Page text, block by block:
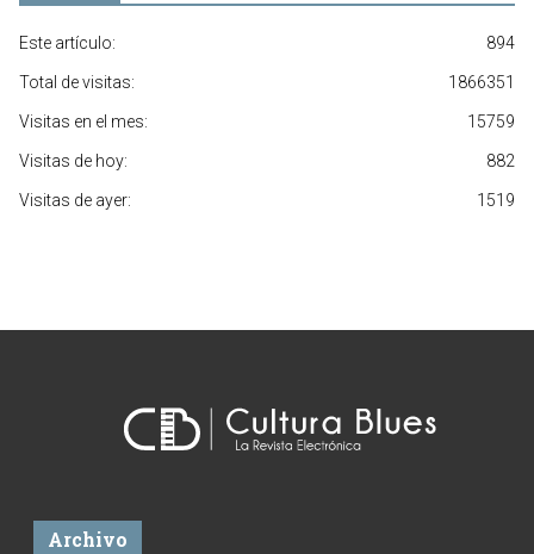
894
Este artículo:
1866351
Total de visitas:
15759
Visitas en el mes:
882
Visitas de hoy:
1519
Visitas de ayer:
Archivo